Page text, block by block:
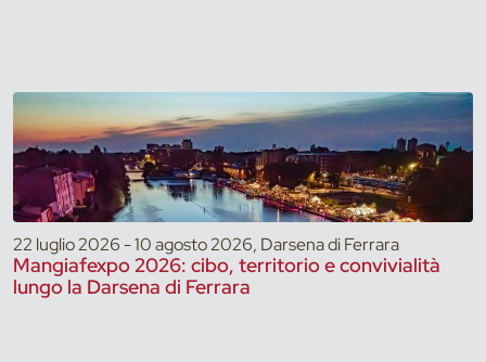
22 luglio 2026 - 10 agosto 2026, Darsena di Ferrara
Mangiafexpo 2026: cibo, territorio e convivialità
lungo la Darsena di Ferrara